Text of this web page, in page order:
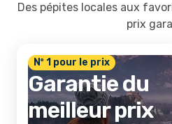
Des pépites locales aux
prix
Nº 1 pour le prix
Garantie du
meilleur prix